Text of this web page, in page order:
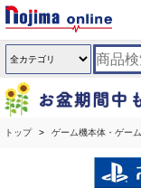
トップ ゲーム機本体・ゲー